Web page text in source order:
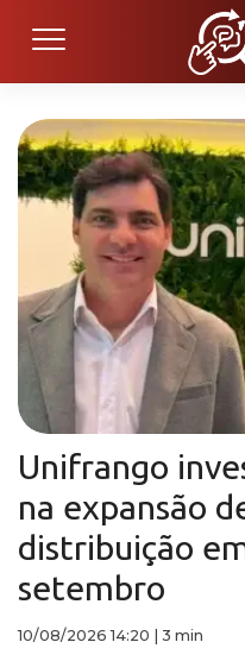
Unifrango
na expansão
distribuição
setembro
10/08/2026 14:20 3 min